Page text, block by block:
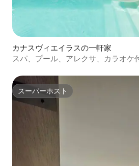
カナスヴィエイラスの一軒家
スパ、プール、アレクサ、カラオケ
スーパーホスト
スーパーホスト